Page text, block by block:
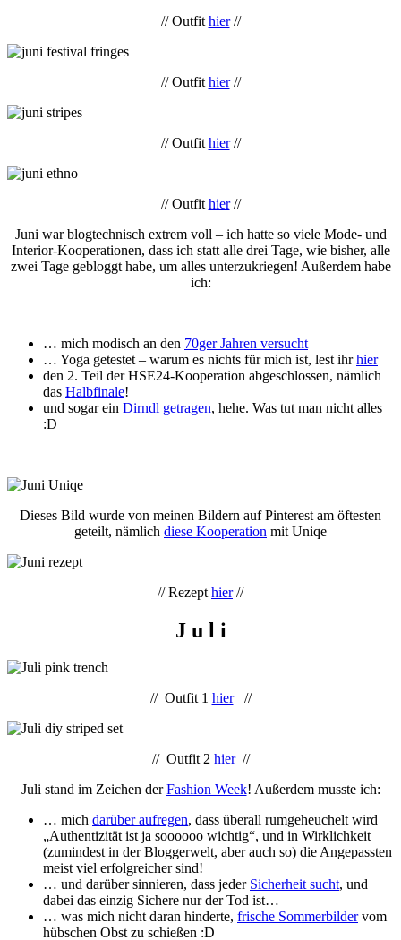
// Outfit hier//
// Outfit hier//
// Outfit hier//
// Outfit hier//
Juni war blogtechnisch extrem voll – ich hatte so viele Mode- und
Interior-Kooperationen, dass ich statt alle drei Tage, wie bisher, alle
zwei Tage gebloggt habe, um alles unterzukriegen! Außerdem habe
ich:
… mich modisch an den 70ger Jahren versucht
… Yoga getestet – warum es nichts für mich ist, lest ihrhier
den 2. Teil der HSE24-Kooperation abgeschlossen, nämlich
das Halbfinale!
und sogar ein Dirndl getragen, hehe. Was tut man nicht alles
:D
Dieses Bild wurde von meinen Bildern auf Pinterest am öftesten
geteilt, nämlich diese Kooperation mit Uniqe
// Rezept hier//
J u l i
// Outfit 1 hier//
// Outfit 2 hier//
Juli stand im Zeichen derFashion Week! Außerdem musste ich:
… mich darüber aufregen, dass überall rumgeheuchelt wird
„Authentizität ist ja soooooo wichtig“, und in Wirklichkeit
(zumindest in der Bloggerwelt, aber auch so) die Angepassten
meist viel erfolgreicher sind!
… und darüber sinnieren, dass jeder Sicherheit sucht, und
dabei das einzig Sichere nur der Tod ist…
… was mich nicht daran hinderte, frische Sommerbildervom
hübschen Obst zu schießen :D